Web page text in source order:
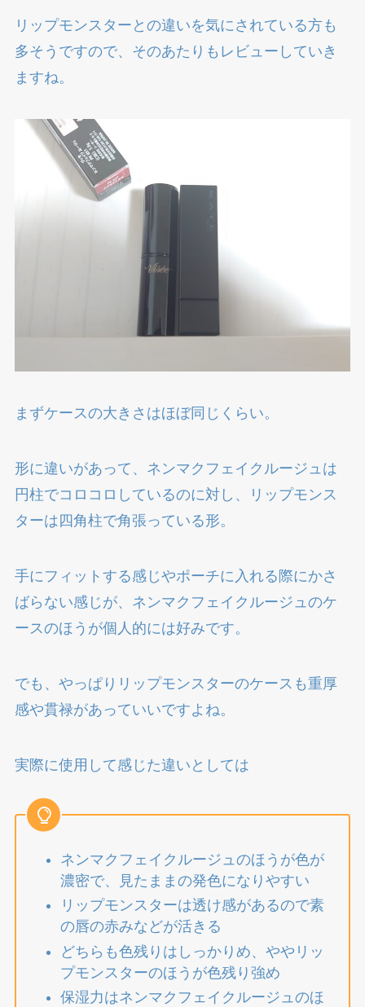
リップモンスターとの違いを気にされている方も
多そうですので、そのあたりもレビューしていき
ますね。
まずケースの大きさはほぼ同じくらい。
形に違いがあって、ネンマクフェイクルージュは
円柱でコロコロしているのに対し、リップモンス
ターは四角柱で角張っている形。
手にフィットする感じやポーチに入れる際にかさ
ばらない感じが、ネンマクフェイクルージュのケ
ースのほうが個人的には好みです。
でも、やっぱりリップモンスターのケースも重厚
感や貫禄があっていいですよね。
実際に使用して感じた違いとしては
ネンマクフェイクルージュのほうが色が
濃密で、見たままの発色になりやすい
リップモンスターは透け感があるので素
の唇の赤みなどが活きる
どちらも色残りはしっかりめ、ややリッ
プモンスターのほうが色残り強め
保湿力はネンマクフェイクルージュのほ